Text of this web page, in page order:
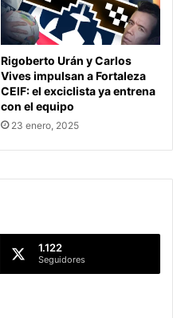
Rigoberto Urán y Carlos
Vives impulsan a Fortaleza
CEIF: el exciclista ya entrena
con el equipo
23 enero, 2025
1.122
Seguidores